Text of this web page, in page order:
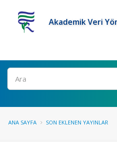
Akademik Veri
Ara
ANA SAYFA SON EKLENEN YAYINLAR